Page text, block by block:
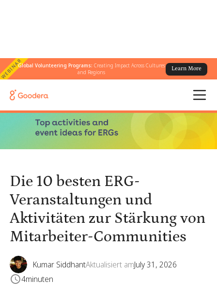
WEBINARGlobal Volunteering Programs: Creating Impact Across Cultures
and Regions
Learn More
← Alle Blogs
von Mitarbeiter-Communities
Die 10 besten ERG-
Veranstaltungen und
Aktivitäten zur Stärkung von
Mitarbeiter-Communities
Kumar SiddhantAktualisiert amJuly 31, 2026
4minuten